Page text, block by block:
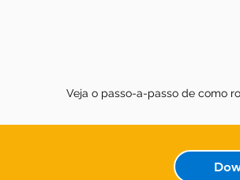
Veja o passo-a-passo de como